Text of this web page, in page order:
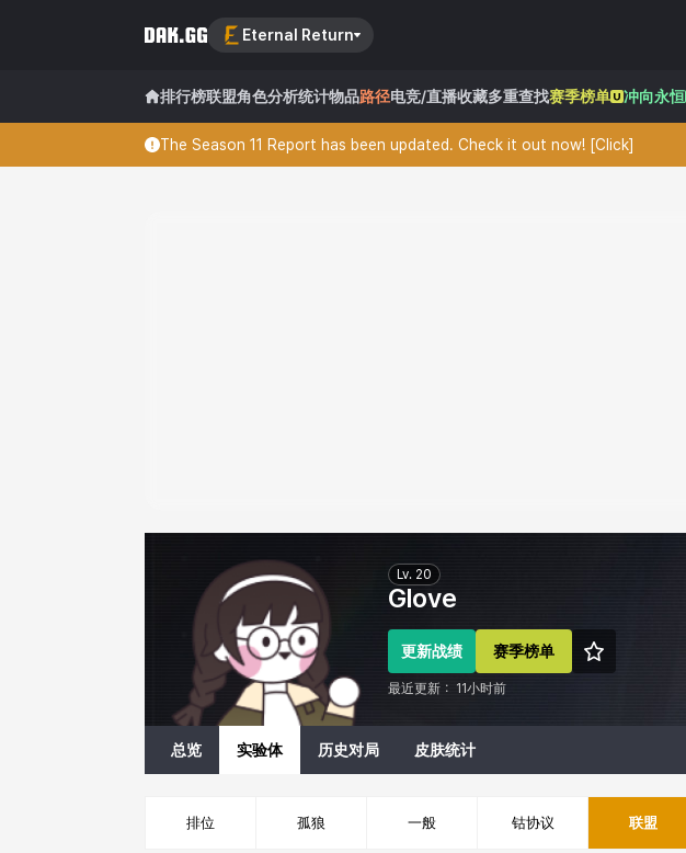
Eternal Return
排行榜联盟角色分析统计物品路径电竞/直播收藏多重查找赛季榜单 冲向永恒
The Season 11 Report has been updated. Check it out now! [Click]
Glove
Lv. 20
更新战绩 赛季榜单
最近更新： 11小时前
总览 实验体 历史对局 皮肤统计
排位 孤狼 一般 钴协议 联盟